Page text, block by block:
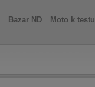
Bazar ND Moto k testu